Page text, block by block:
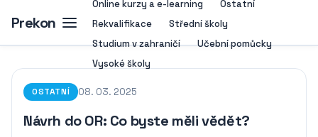
Prekon
Online kurzy a e-learning
Ostatní
Rekvalifikace
Střední školy
Studium v zahraničí
Učební pomůcky
Vysoké školy
OSTATNÍ 08. 03. 2025
Návrh do OR: Co byste měli vědět?